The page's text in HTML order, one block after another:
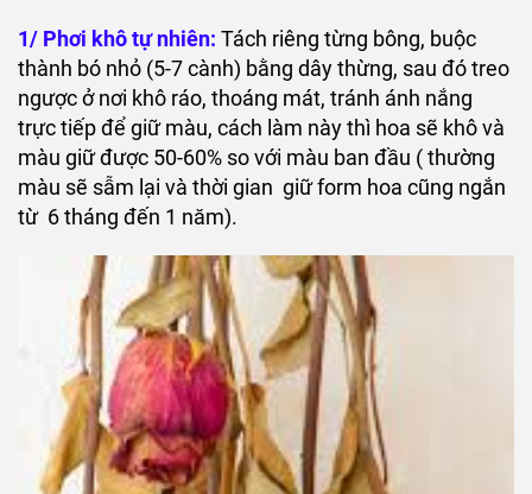
1/ Phơi khô tự nhiên: Tách riêng từng bông, buộc
thành bó nhỏ (5-7 cành) bằng dây thừng, sau đó treo
ngược ở nơi khô ráo, thoáng mát, tránh ánh nắng
trực tiếp để giữ màu, cách làm này thì hoa sẽ khô và
màu giữ được 50-60% so với màu ban đầu ( thường
màu sẽ sẫm lại và thời gian giữ form hoa cũng ngắn
từ 6 tháng đến 1 năm).